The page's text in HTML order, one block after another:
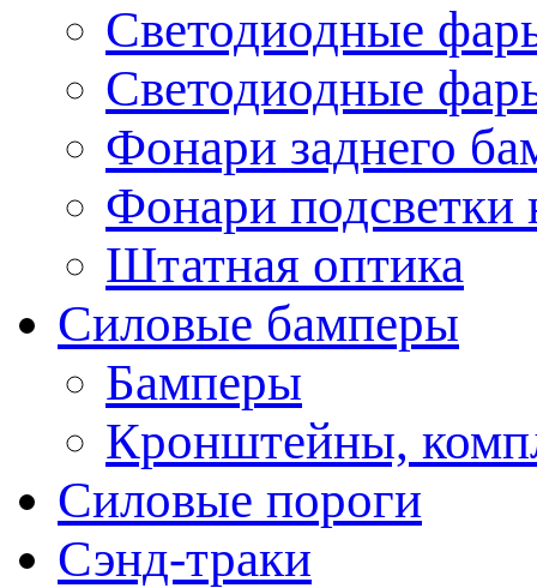
Светодиодные
Светодиодные
Фонари заднего
Фонари подсветки
Штатная оптика
Силовые бамперы
Бамперы
Кронштейны,
Силовые пороги
Сэнд-траки